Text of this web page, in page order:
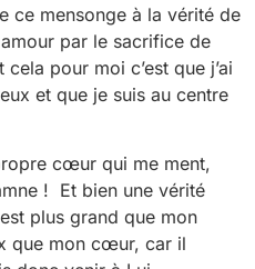
ce mensonge à la vérité de
par le sacrifice de
pour moi c’est que j’ai
et que je suis au centre
cœur qui me ment,
! Et bien une vérité
plus grand que mon
que mon cœur, car il